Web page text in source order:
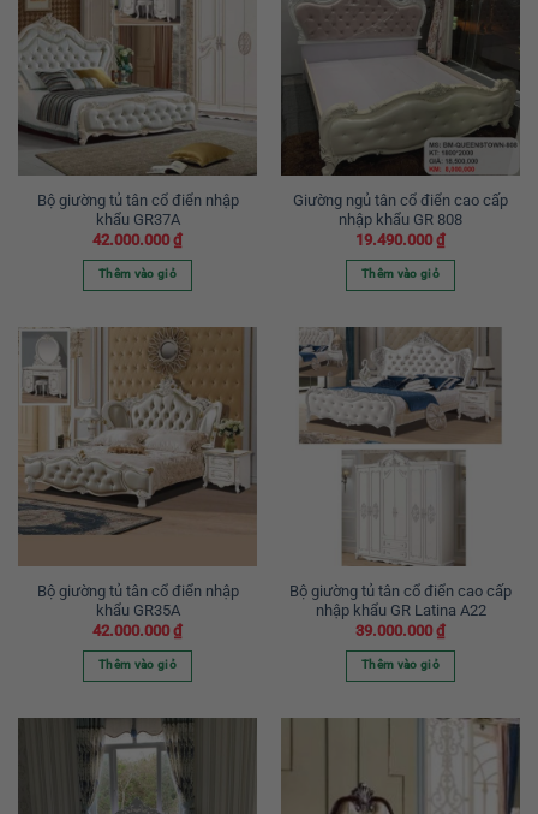
Bộ giường tủ tân cổ điển nhập
khẩu GR37A
42.000.000 ₫
Thêm vào giỏ
Giường ngủ tân cổ điển cao cấp
nhập khẩu GR 808
19.490.000 ₫
Thêm vào giỏ
Bộ giường tủ tân cổ điển nhập
khẩu GR35A
42.000.000 ₫
Thêm vào giỏ
Bộ giường tủ tân cổ điển cao cấp
nhập khẩu GR Latina A22
39.000.000 ₫
Thêm vào giỏ